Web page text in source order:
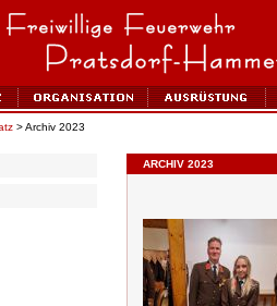
> Archiv 2023
ARCHIV 2023